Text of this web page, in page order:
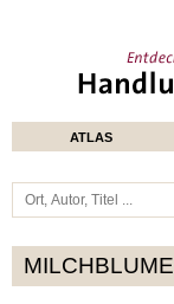
ATLAS
MILCHBLUME